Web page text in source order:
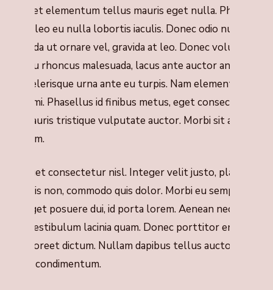
eget elementum tellus mauris eget nulla. Phasellus
leo eu nulla lobortis iaculis. Donec odio nulla,
ut ornare vel, gravida at leo. Donec volutpat,
eu rhoncus malesuada, lacus ante auctor ante, sit
scelerisque urna ante eu turpis. Nam elementum
mi. Phasellus id finibus metus, eget consectetur
Mauris tristique vulputate auctor. Morbi sit amet
quam.
eget consectetur nisl. Integer velit justo, placerat
sagittis non, commodo quis dolor. Morbi eu semper leo.
eget posuere dui, id porta lorem. Aenean nec feugiat
vestibulum lacinia quam. Donec porttitor enim et
laoreet dictum. Nullam dapibus tellus auctor diam
condimentum.